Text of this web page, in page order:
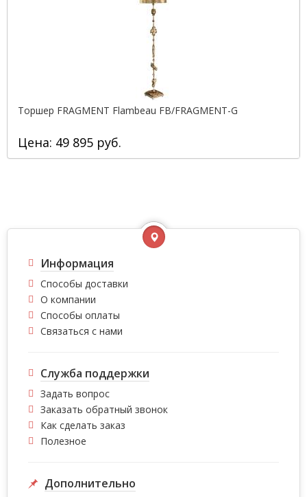
Торшер FRAGMENT Flambeau FB/FRAGMENT-G
Цена: 49 895 руб.
Информация
Способы доставки
О компании
Способы оплаты
Связаться с нами
Служба поддержки
Задать вопрос
Заказать обратный звонок
Как сделать заказ
Полезное
Дополнительно